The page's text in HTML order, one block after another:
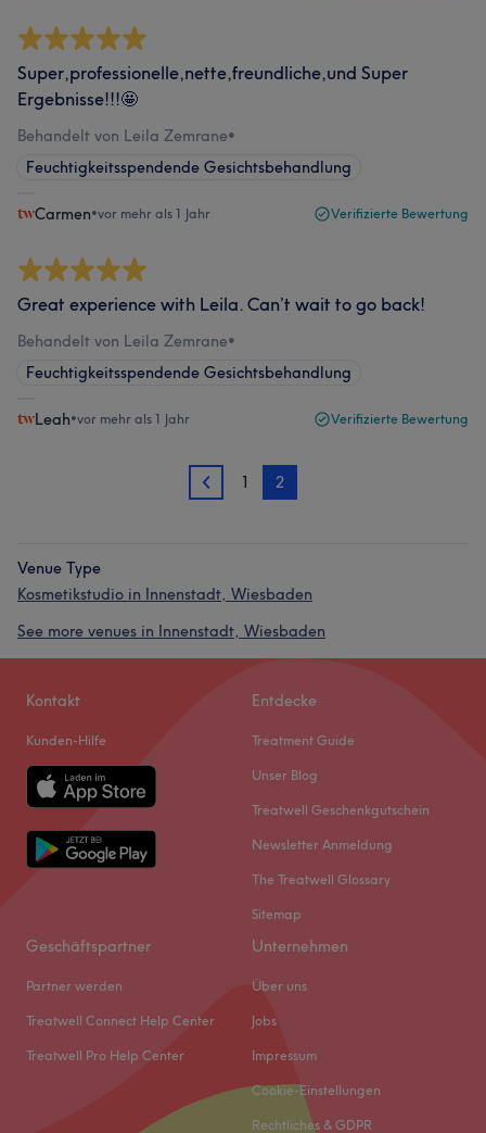
Super,professionelle,nette,freundliche,und Super
Ergebnisse!!!🤩
Behandelt von Leila Zemrane•
Feuchtigkeitsspendende Gesichtsbehandlung
Carmen•vor mehr als 1 Jahr Verifizierte Bewertung
Great experience with Leila. Can’t wait to go back!
Behandelt von Leila Zemrane•
Feuchtigkeitsspendende Gesichtsbehandlung
Leah•vor mehr als 1 Jahr Verifizierte Bewertung
1 1 2
Venue Type
Kosmetikstudio in Innenstadt, Wiesbaden
See more venues in Innenstadt, Wiesbaden
Kontakt
Kunden-Hilfe
Entdecke
Treatment Guide
Unser Blog
Treatwell Geschenkgutschein
Newsletter Anmeldung
The Treatwell Glossary
Sitemap
Geschäftspartner
Partner werden
Treatwell Connect Help Center
Treatwell Pro Help Center
Unternehmen
Über uns
Jobs
Impressum
Cookie-Einstellungen
Rechtliches & GDPR